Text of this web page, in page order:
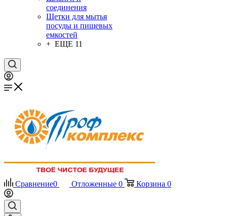
соединения
Щетки для мытья
посуды и пищевых
емкостей
+ ЕЩЕ 11
Сравнение0 Отложенные 0 Корзина 0